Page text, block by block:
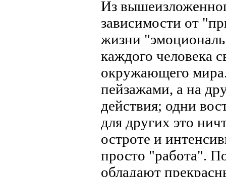
Из
зависимости от
жизни
каждого человека
окружающего
пейзажами, а на
действия; одни
для других это
остроте и
просто "работа".
обладают